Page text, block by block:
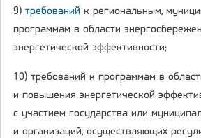
9) требований к региональным,
программам в области
энергетической эффективности;
10) требований к программам в
и повышения энергетической
с участием государства или
и организаций, осуществляющих